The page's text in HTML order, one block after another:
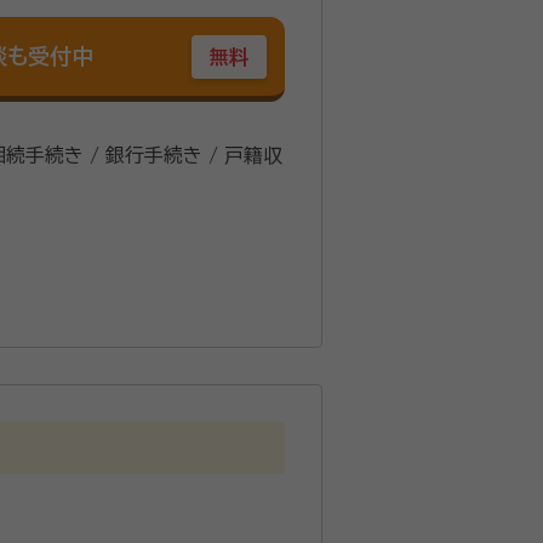
受付中 無料
手続き / 銀行手続き / 戸籍収
籍に関する業務、供託や公証
務整理等、ご納得いただける